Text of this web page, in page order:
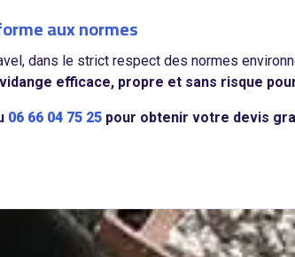
aux normes
dans le strict respect des normes
vidange efficace, propre et sans risque
06 66 04 75 25 pour obtenir votre devis